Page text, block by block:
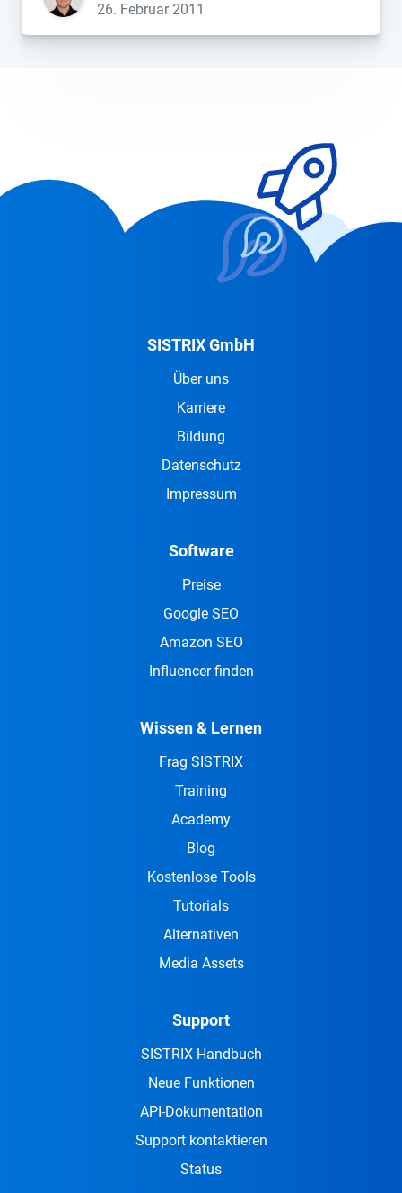
Länder sollen künftig aber folgen. Schnell würde
[…]...
26. Februar 2011
SISTRIX GmbH
Über uns
Karriere
Bildung
Datenschutz
Impressum
Software
Preise
Google SEO
Amazon SEO
Influencer finden
Wissen & Lernen
Frag SISTRIX
Training
Academy
Blog
Kostenlose Tools
Tutorials
Alternativen
Media Assets
Support
SISTRIX Handbuch
Neue Funktionen
API-Dokumentation
Support kontaktieren
Status